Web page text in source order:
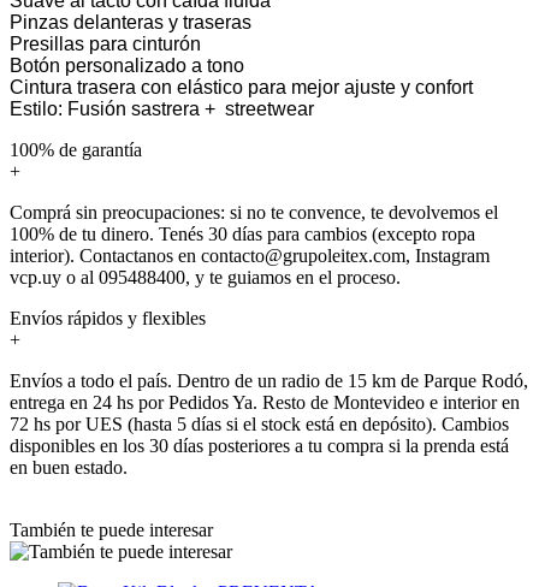
Pinzas delanteras y traseras
Presillas para cinturón
Botón personalizado a tono
Cintura trasera con elástico para mejor ajuste y confort
Estilo: Fusión sastrera + streetwear
100% de garantía
+
Comprá sin preocupaciones: si no te convence, te devolvemos el
100% de tu dinero. Tenés 30 días para cambios (excepto ropa
interior). Contactanos en contacto@grupoleitex.com, Instagram
vcp.uy o al 095488400, y te guiamos en el proceso.
Envíos rápidos y flexibles
+
Envíos a todo el país. Dentro de un radio de 15 km de Parque Rodó,
entrega en 24 hs por Pedidos Ya. Resto de Montevideo e interior en
72 hs por UES (hasta 5 días si el stock está en depósito). Cambios
disponibles en los 30 días posteriores a tu compra si la prenda está
en buen estado.
También te puede interesar